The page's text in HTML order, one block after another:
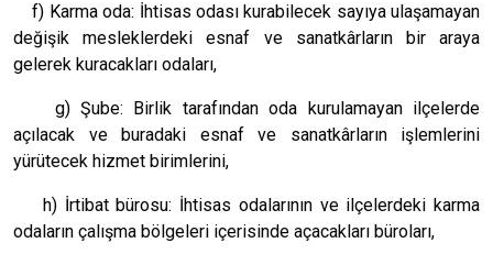
f) Karma oda: İhtisas odası kurabilecek sayıya ulaşamayan
değişik mesleklerdeki esnaf ve sanatkârların bir araya
gelerek kuracakları odaları,
g) Şube: Birlik tarafından oda kurulamayan ilçelerde
açılacak ve buradaki esnaf ve sanatkârların işlemlerini
yürütecek hizmet birimlerini,
h) İrtibat bürosu: İhtisas odalarının ve ilçelerdeki karma
odaların çalışma bölgeleri içerisinde açacakları büroları,